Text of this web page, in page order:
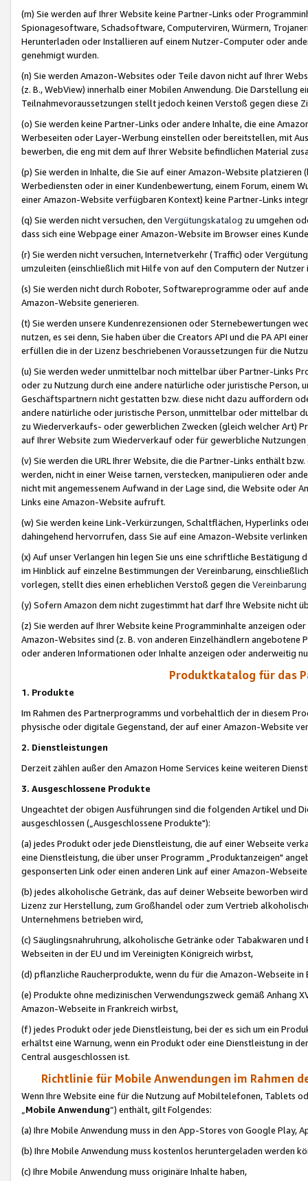
(m) Sie werden auf Ihrer Website keine Partner-Links oder
Spionagesoftware, Schadsoftware, Computerviren, Würmern,
Herunterladen oder Installieren auf einem Nutzer-Computer oder
genehmigt wurden.
(n) Sie werden Amazon-Websites oder Teile davon nicht auf Ihrer
(z. B., WebView) innerhalb einer Mobilen Anwendung. Die Darstellung
Teilnahmevoraussetzungen stellt jedoch keinen Verstoß gegen diese
(o) Sie werden keine Partner-Links oder andere Inhalte, die eine
Werbeseiten oder Layer-Werbung einstellen oder bereitstellen, mit
bewerben, die eng mit dem auf Ihrer Website befindlichen Material
(p) Sie werden in Inhalte, die Sie auf einer Amazon-Website
Werbediensten oder in einer Kundenbewertung, einem Forum, einem
einer Amazon-Website verfügbaren Kontext) keine Partner-Links
(q) Sie werden nicht versuchen, den Vergütungskatalog zu umgehen
dass sich eine Webpage einer Amazon-Website im Browser eines
(r) Sie werden nicht versuchen, Internetverkehr (Traffic) oder
umzuleiten (einschließlich mit Hilfe von auf den Computern der
(s) Sie werden nicht durch Roboter, Softwareprogramme oder auf
Amazon-Website generieren.
(t) Sie werden unsere Kundenrezensionen oder Sternebewertungen
nutzen, es sei denn, Sie haben über die Creators API und die PA API
erfüllen die in der Lizenz beschriebenen Voraussetzungen für die
(u) Sie werden weder unmittelbar noch mittelbar über Partner-Links
oder zu Nutzung durch eine andere natürliche oder juristische
Geschäftspartnern nicht gestatten bzw. diese nicht dazu auffordern
andere natürliche oder juristische Person, unmittelbar oder mittelbar
zu Wiederverkaufs- oder gewerblichen Zwecken (gleich welcher Art)
auf Ihrer Website zum Wiederverkauf oder für gewerbliche
(v) Sie werden die URL Ihrer Website, die die Partner-Links enthält
werden, nicht in einer Weise tarnen, verstecken, manipulieren oder
nicht mit angemessenem Aufwand in der Lage sind, die Website oder
Links eine Amazon-Website aufruft.
(w) Sie werden keine Link-Verkürzungen, Schaltflächen, Hyperlinks
dahingehend hervorrufen, dass Sie auf eine Amazon-Website
(x) Auf unser Verlangen hin legen Sie uns eine schriftliche
im Hinblick auf einzelne Bestimmungen der Vereinbarung,
vorlegen, stellt dies einen erheblichen Verstoß gegen die Vereinbarung
(y) Sofern Amazon dem nicht zugestimmt hat darf Ihre Website nicht
(z) Sie werden auf Ihrer Website keine Programminhalte anzeigen
Amazon-Websites sind (z. B. von anderen Einzelhändlern
oder anderen Informationen oder Inhalte anzeigen oder anderweitig
Produktkatalog für das
1. Produkte
Im Rahmen des Partnerprogramms und vorbehaltlich der in diesem
physische oder digitale Gegenstand, der auf einer Amazon-Website
2. Dienstleistungen
Derzeit zählen außer den Amazon Home Services keine weiteren
3. Ausgeschlossene Produkte
Ungeachtet der obigen Ausführungen sind die folgenden Artikel und
ausgeschlossen („Ausgeschlossene Produkte"):
(a) jedes Produkt oder jede Dienstleistung, die auf einer Webseite
eine Dienstleistung, die über unser Programm „Produktanzeigen"
gesponserten Link oder einen anderen Link auf einer Amazon-
(b) jedes alkoholische Getränk, das auf deiner Webseite beworben
Lizenz zur Herstellung, zum Großhandel oder zum Vertrieb
Unternehmens betrieben wird,
(c) Säuglingsnahruhrung, alkoholische Getränke oder Tabakwaren
Webseiten in der EU und im Vereinigten Königreich wirbst,
(d) pflanzliche Raucherprodukte, wenn du für die Amazon-Webseite in
(e) Produkte ohne medizinischen Verwendungszweck gemäß Anhang
Amazon-Webseite in Frankreich wirbst,
(f) jedes Produkt oder jede Dienstleistung, bei der es sich um ein
erhältst eine Warnung, wenn ein Produkt oder eine Dienstleistung in
Central ausgeschlossen ist.
Richtlinie für Mobile Anwendungen im Rahmen
Wenn Ihre Website eine für die Nutzung auf Mobiltelefonen, Tablets
„Mobile Anwendung“) enthält, gilt Folgendes:
(a) Ihre Mobile Anwendung muss in den App-Stores von Google Play,
(b) Ihre Mobile Anwendung muss kostenlos heruntergeladen werden
(c) Ihre Mobile Anwendung muss originäre Inhalte haben,